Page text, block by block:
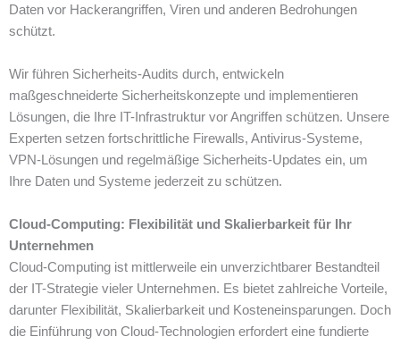
Daten vor Hackerangriffen, Viren und anderen Bedrohungen
schützt.
Wir führen Sicherheits-Audits durch, entwickeln
maßgeschneiderte Sicherheitskonzepte und implementieren
Lösungen, die Ihre IT-Infrastruktur vor Angriffen schützen. Unsere
Experten setzen fortschrittliche Firewalls, Antivirus-Systeme,
VPN-Lösungen und regelmäßige Sicherheits-Updates ein, um
Ihre Daten und Systeme jederzeit zu schützen.
Cloud-Computing: Flexibilität und Skalierbarkeit für Ihr
Unternehmen
Cloud-Computing ist mittlerweile ein unverzichtbarer Bestandteil
der IT-Strategie vieler Unternehmen. Es bietet zahlreiche Vorteile,
darunter Flexibilität, Skalierbarkeit und Kosteneinsparungen. Doch
die Einführung von Cloud-Technologien erfordert eine fundierte